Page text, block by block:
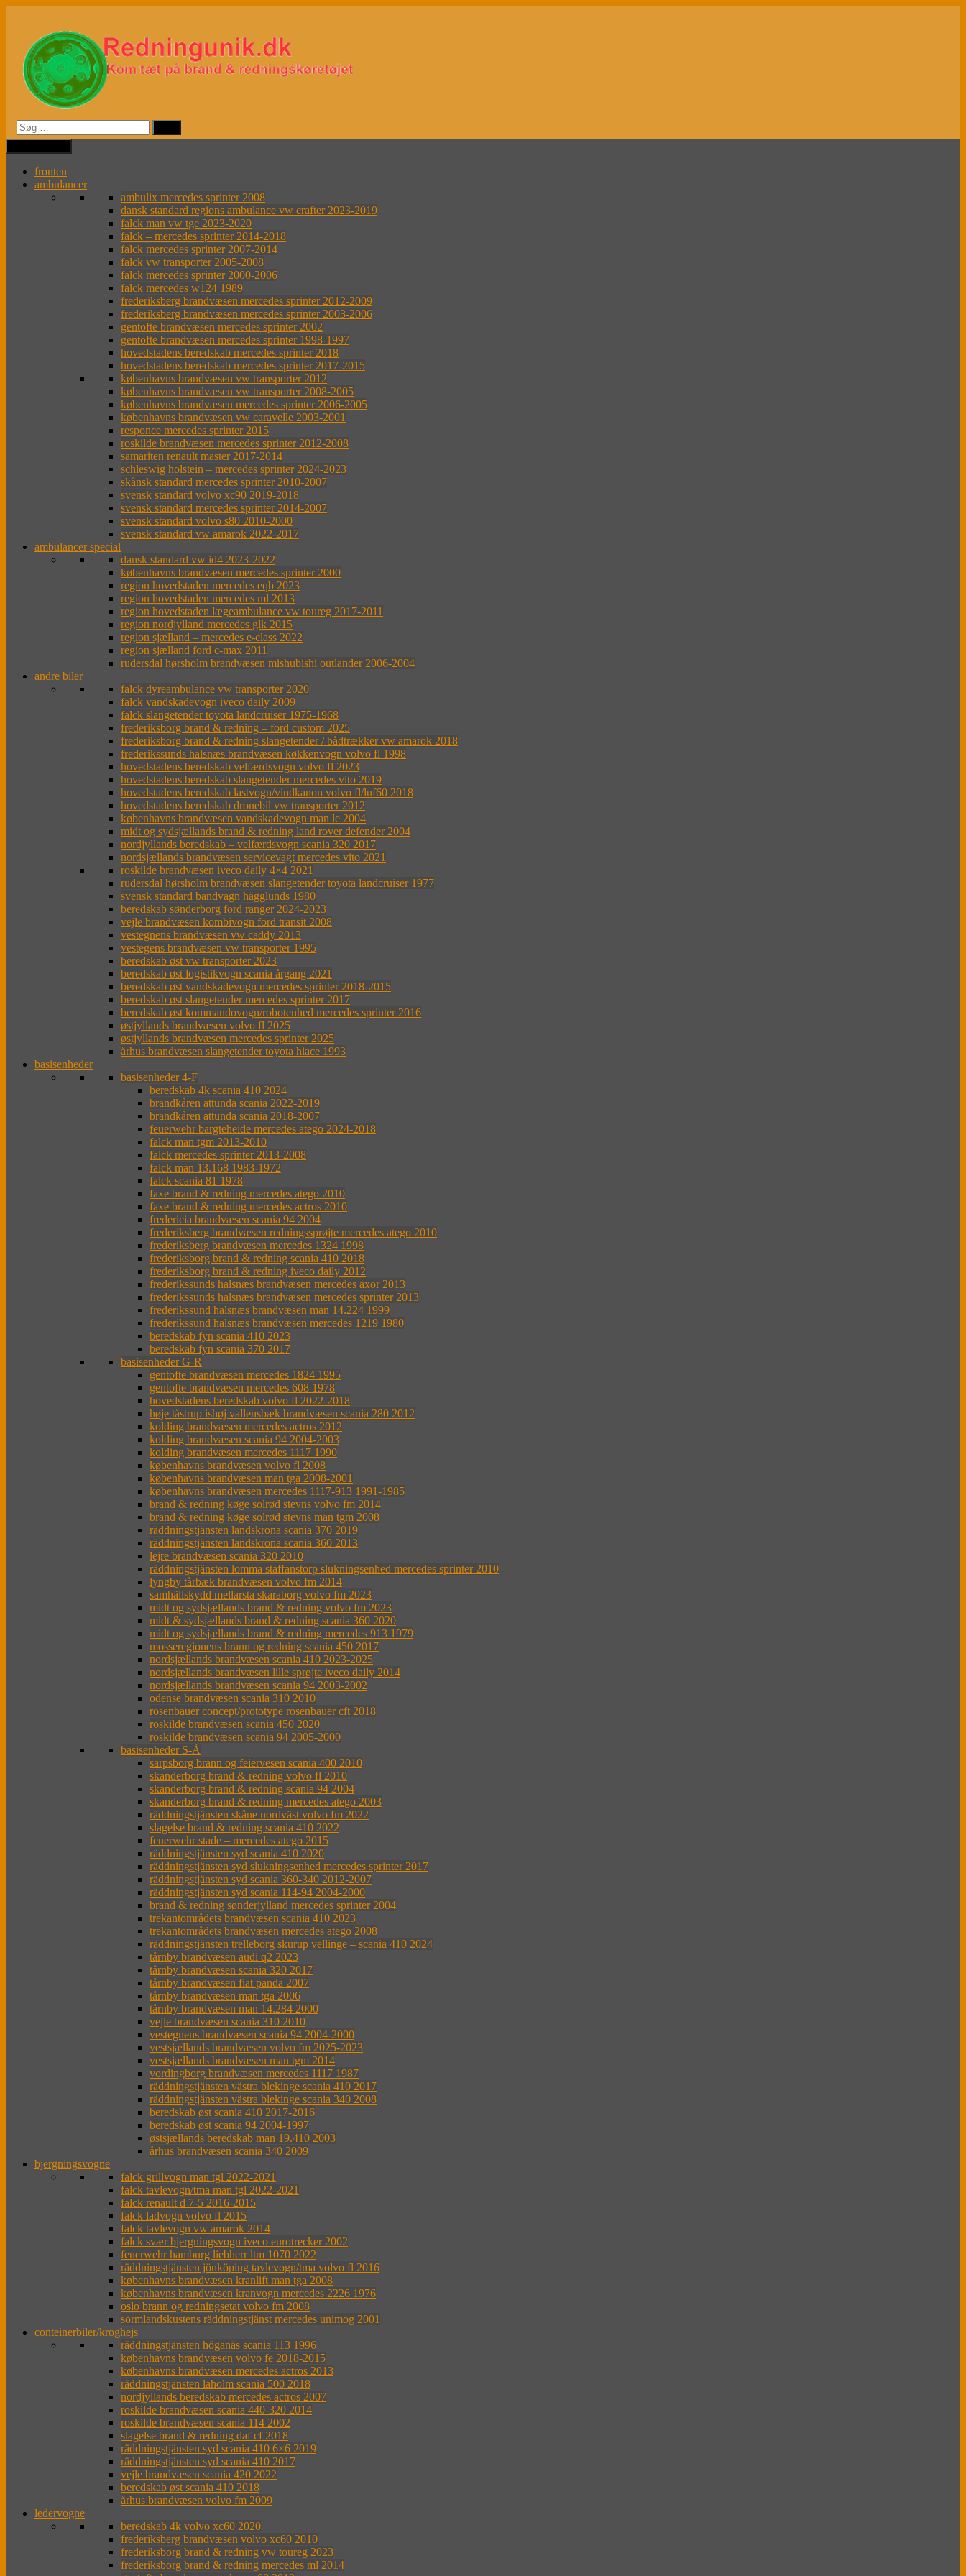
indhold
fronten
ambulancer
ambulix mercedes sprinter 2008
dansk standard regions ambulance vw crafter 2023-2019
falck man vw tge 2023-2020
falck – mercedes sprinter 2014-2018
falck mercedes sprinter 2007-2014
falck vw transporter 2005-2008
falck mercedes sprinter 2000-2006
falck mercedes w124 1989
frederiksberg brandvæsen mercedes sprinter 2012-2009
frederiksberg brandvæsen mercedes sprinter 2003-2006
gentofte brandvæsen mercedes sprinter 2002
gentofte brandvæsen mercedes sprinter 1998-1997
hovedstadens beredskab mercedes sprinter 2018
hovedstadens beredskab mercedes sprinter 2017-2015
københavns brandvæsen vw transporter 2012
københavns brandvæsen vw transporter 2008-2005
københavns brandvæsen mercedes sprinter 2006-2005
københavns brandvæsen vw caravelle 2003-2001
responce mercedes sprinter 2015
roskilde brandvæsen mercedes sprinter 2012-2008
samariten renault master 2017-2014
schleswig holstein – mercedes sprinter 2024-2023
skånsk standard mercedes sprinter 2010-2007
svensk standard volvo xc90 2019-2018
svensk standard mercedes sprinter 2014-2007
svensk standard volvo s80 2010-2000
svensk standard vw amarok 2022-2017
ambulancer special
dansk standard vw id4 2023-2022
københavns brandvæsen mercedes sprinter 2000
region hovedstaden mercedes eqb 2023
region hovedstaden mercedes ml 2013
region hovedstaden lægeambulance vw toureg 2017-2011
region nordjylland mercedes glk 2015
region sjælland – mercedes e-class 2022
region sjælland ford c-max 2011
rudersdal hørsholm brandvæsen mishubishi outlander 2006-2004
andre biler
falck dyreambulance vw transporter 2020
falck vandskadevogn iveco daily 2009
falck slangetender toyota landcruiser 1975-1968
frederiksborg brand & redning – ford custom 2025
frederiksborg brand & redning slangetender / bådtrækker vw amarok 2018
frederikssunds halsnæs brandvæsen køkkenvogn volvo fl 1998
hovedstadens beredskab velfærdsvogn volvo fl 2023
hovedstadens beredskab slangetender mercedes vito 2019
hovedstadens beredskab lastvogn/vindkanon volvo fl/luf60 2018
hovedstadens beredskab dronebil vw transporter 2012
københavns brandvæsen vandskadevogn man le 2004
midt og sydsjællands brand & redning land rover defender 2004
nordjyllands beredskab – velfærdsvogn scania 320 2017
nordsjællands brandvæsen servicevagt mercedes vito 2021
roskilde brandvæsen iveco daily 4×4 2021
rudersdal hørsholm brandvæsen slangetender toyota landcruiser 1977
svensk standard bandvagn hägglunds 1980
beredskab sønderborg ford ranger 2024-2023
vejle brandvæsen kombivogn ford transit 2008
vestegnens brandvæsen vw caddy 2013
vestegens brandvæsen vw transporter 1995
beredskab øst vw transporter 2023
beredskab øst logistikvogn scania årgang 2021
beredskab øst vandskadevogn mercedes sprinter 2018-2015
beredskab øst slangetender mercedes sprinter 2017
beredskab øst kommandovogn/robotenhed mercedes sprinter 2016
østjyllands brandvæsen volvo fl 2025
østjyllands brandvæsen mercedes sprinter 2025
århus brandvæsen slangetender toyota hiace 1993
basisenheder
basisenheder 4-F
beredskab 4k scania 410 2024
brandkåren attunda scania 2022-2019
brandkåren attunda scania 2018-2007
feuerwehr bargteheide mercedes atego 2024-2018
falck man tgm 2013-2010
falck mercedes sprinter 2013-2008
falck man 13.168 1983-1972
falck scania 81 1978
faxe brand & redning mercedes atego 2010
faxe brand & redning mercedes actros 2010
fredericia brandvæsen scania 94 2004
frederiksberg brandvæsen redningssprøjte mercedes atego 2010
frederiksberg brandvæsen mercedes 1324 1998
frederiksborg brand & redning scania 410 2018
frederiksborg brand & redning iveco daily 2012
frederikssunds halsnæs brandvæsen mercedes axor 2013
frederikssunds halsnæs brandvæsen mercedes sprinter 2013
frederikssund halsnæs brandvæsen man 14.224 1999
frederikssund halsnæs brandvæsen mercedes 1219 1980
beredskab fyn scania 410 2023
beredskab fyn scania 370 2017
basisenheder G-R
gentofte brandvæsen mercedes 1824 1995
gentofte brandvæsen mercedes 608 1978
hovedstadens beredskab volvo fl 2022-2018
høje tåstrup ishøj vallensbæk brandvæsen scania 280 2012
kolding brandvæsen mercedes actros 2012
kolding brandvæsen scania 94 2004-2003
kolding brandvæsen mercedes 1117 1990
københavns brandvæsen volvo fl 2008
københavns brandvæsen man tga 2008-2001
københavns brandvæsen mercedes 1117-913 1991-1985
brand & redning køge solrød stevns volvo fm 2014
brand & redning køge solrød stevns man tgm 2008
räddningstjänsten landskrona scania 370 2019
räddningstjänsten landskrona scania 360 2013
lejre brandvæsen scania 320 2010
räddningstjänsten lomma staffanstorp slukningsenhed mercedes sprinter 2010
lyngby tårbæk brandvæsen volvo fm 2014
samhällskydd mellarsta skaraborg volvo fm 2023
midt og sydsjællands brand & redning volvo fm 2023
midt & sydsjællands brand & redning scania 360 2020
midt og sydsjællands brand & redning mercedes 913 1979
mosseregionens brann og redning scania 450 2017
nordsjællands brandvæsen scania 410 2023-2025
nordsjællands brandvæsen lille sprøjte iveco daily 2014
nordsjællands brandvæsen scania 94 2003-2002
odense brandvæsen scania 310 2010
rosenbauer concept/prototype rosenbauer cft 2018
roskilde brandvæsen scania 450 2020
roskilde brandvæsen scania 94 2005-2000
basisenheder S-Å
sarpsborg brann og feiervesen scania 400 2010
skanderborg brand & redning volvo fl 2010
skanderborg brand & redning scania 94 2004
skanderborg brand & redning mercedes atego 2003
räddningstjänsten skåne nordväst volvo fm 2022
slagelse brand & redning scania 410 2022
feuerwehr stade – mercedes atego 2015
räddningstjänsten syd scania 410 2020
räddningstjänsten syd slukningsenhed mercedes sprinter 2017
räddningstjänsten syd scania 360-340 2012-2007
räddningstjänsten syd scania 114-94 2004-2000
brand & redning sønderjylland mercedes sprinter 2004
trekantområdets brandvæsen scania 410 2023
trekantområdets brandvæsen mercedes atego 2008
räddningstjänsten trelleborg skurup vellinge – scania 410 2024
tårnby brandvæsen audi q2 2023
tårnby brandvæsen scania 320 2017
tårnby brandvæsen fiat panda 2007
tårnby brandvæsen man tga 2006
tårnby brandvæsen man 14.284 2000
vejle brandvæsen scania 310 2010
vestegnens brandvæsen scania 94 2004-2000
vestsjællands brandvæsen volvo fm 2025-2023
vestsjællands brandvæsen man tgm 2014
vordingborg brandvæsen mercedes 1117 1987
räddningstjänsten västra blekinge scania 410 2017
räddningstjänsten västra blekinge scania 340 2008
beredskab øst scania 410 2017-2016
beredskab øst scania 94 2004-1997
østsjællands beredskab man 19.410 2003
århus brandvæsen scania 340 2009
bjergningsvogne
falck grillvogn man tgl 2022-2021
falck tavlevogn/tma man tgl 2022-2021
falck renault d 7-5 2016-2015
falck ladvogn volvo fl 2015
falck tavlevogn vw amarok 2014
falck svær bjergningsvogn iveco eurotrecker 2002
feuerwehr hamburg liebherr ltm 1070 2022
räddningstjänsten jönköping tavlevogn/tma volvo fl 2016
københavns brandvæsen kranlift man tga 2008
københavns brandvæsen kranvogn mercedes 2226 1976
oslo brann og redningsetat volvo fm 2008
sörmlandskustens räddningstjänst mercedes unimog 2001
conteinerbiler/kroghejs
räddningstjänsten höganäs scania 113 1996
københavns brandvæsen volvo fe 2018-2015
københavns brandvæsen mercedes actros 2013
räddningstjänsten laholm scania 500 2018
nordjyllands beredskab mercedes actros 2007
roskilde brandvæsen scania 440-320 2014
roskilde brandvæsen scania 114 2002
slagelse brand & redning daf cf 2018
räddningstjänsten syd scania 410 6×6 2019
räddningstjänsten syd scania 410 2017
vejle brandvæsen scania 420 2022
beredskab øst scania 410 2018
århus brandvæsen volvo fm 2009
ledervogne
beredskab 4k volvo xc60 2020
frederiksberg brandvæsen volvo xc60 2010
frederiksborg brand & redning vw toureg 2023
frederiksborg brand & redning mercedes ml 2014